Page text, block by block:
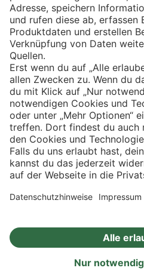
Eishockey
Impressum
Privatsphäre-Einstellungen